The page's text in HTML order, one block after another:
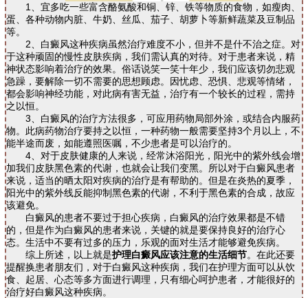
1、宜多吃一些富含酪氨酸和铜、锌、铁等物质的食物，如瘦肉、
蛋、各种动物内脏、牛奶、丝瓜、茄子、胡萝卜等新鲜蔬菜及豆制品
等。
2、白癜风这种疾病虽然治疗难度不小，但并不是什不治之症。对
于这种顽固的慢性皮肤疾病，我们需认真的对待。对于患者来说，精
神状态影响着治疗的效果。俗话说笑一笑十年少，我们应该切勿悲观
急躁，要解除一切不需要的思想顾虑。因忧虑、恐惧、悲观等情绪，
都会影响神经功能，对此病有害无益，治疗有一个较长的过程，需持
之以恒。
3、白癜风的治疗方法很多，可应用药物局部外涂，或结合内服药
物。此病药物治疗要持之以恒，一种药物一般需要坚持3个月以上，不
能半途而废，如能遵照医嘱，不少患者是可以治疗的。
4、对于皮肤健康的人来说，经常沐浴阳光，阳光中的紫外线会增
加我们皮肤黑色素的代谢，也就会让我们变黑。所以对于白癜风患者
来说，适当的晒太阳对疾病的治疗是有帮助的。但是在炎热的夏季，
阳光中的紫外线反能抑制黑色素的代谢，不利于黑色素的合成，故应
该避免。
白癜风的患者不要过于担心疾病，白癜风的治疗效果都是不错
的，但是作为白癜风的患者来说，关键的就是要保持良好的治疗心
态。生活中不要有过多的压力，乐观的面对生活才能够避免疾病。
综上所述，以上就是护理白癜风应该注意的生活细节。在此还要
提醒换患者朋友们，对于白癜风这种疾病，我们在护理方面可以从饮
食、起居、心态等多方面进行调理，只有细心呵护患者，才能很好的
治疗好白癜风这种疾病。